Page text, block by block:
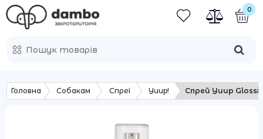
0
Головна Собакам Спреї Yuup! Спрей Yuup